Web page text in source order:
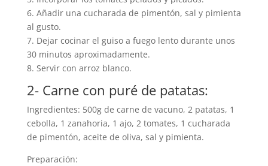
6. Añadir una cucharada de pimentón, sal y pimienta
al gusto.
7. Dejar cocinar el guiso a fuego lento durante unos
30 minutos aproximadamente.
8. Servir con arroz blanco.
2- Carne con puré de patatas:
Ingredientes: 500g de carne de vacuno, 2 patatas, 1
cebolla, 1 zanahoria, 1 ajo, 2 tomates, 1 cucharada
de pimentón, aceite de oliva, sal y pimienta.
Preparación: